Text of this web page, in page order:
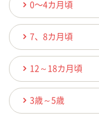
0〜4カ月頃
7、8カ月頃
12～18カ月頃
3歳～5歳